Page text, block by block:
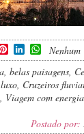
PinterestLinkedIn
,belas paisagens
Cruzeiros
Viagem com
Postado por: